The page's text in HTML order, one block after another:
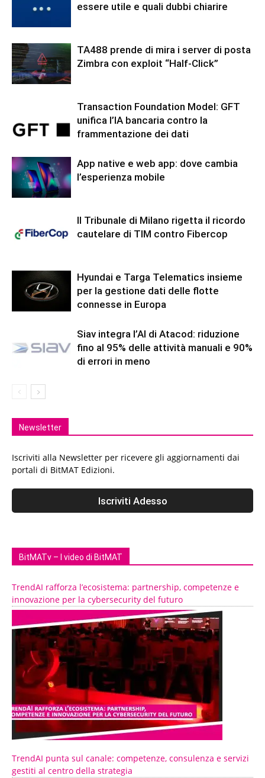
essere utile e quali dubbi chiarire
TA488 prende di mira i server di posta
Zimbra con exploit “Half-Click”
Transaction Foundation Model: GFT
unifica l’IA bancaria contro la
frammentazione dei dati
App native e web app: dove cambia
l’esperienza mobile
Il Tribunale di Milano rigetta il ricordo
cautelare di TIM contro Fibercop
Hyundai e Targa Telematics insieme
per la gestione dati delle flotte
connesse in Europa
Siav integra l’AI di Atacod: riduzione
fino al 95% delle attività manuali e 90%
di errori in meno
Newsletter
Iscriviti alla Newsletter per ricevere gli aggiornamenti dai
portali di BitMAT Edizioni.
BitMATv – I video di BitMAT
TrendAI rafforza l’ecosistema: partnership, competenze e
innovazione per la cybersecurity del futuro
TrendAI punta sul canale: competenze, consulenza e servizi
gestiti al centro della strategia